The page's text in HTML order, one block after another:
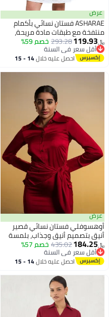
عرض
ASHARAE فستان نسائي بأكمام
منتفخة مع طبقات مادة مريحة،
قابلة للتنفس للارتداء اليومي،
ملابس عصرية غير رسمية، ملابس
لمناسبات خاصة، أزياء عصرية وأنيقة
﷼‏119.93
293.28خصم 59%
أقل سعر في السنة
أقل سعر في السنة
احصل عليه خلال 14 - 15
عرض
أوهسوفلي فستان نسائي قصير
أنيق بتصميم أنيق وجذاب، بلمسة
نهائية عالية الجودة وأسلوب عصري،
مثالي للارتداء الكاجوال والمناسبات
الاجتماعية والأناقة العصرية.
﷼‏184.25
435.02خصم 57%
أقل سعر في السنة
أقل سعر في السنة
احصل عليه خلال 14 - 15